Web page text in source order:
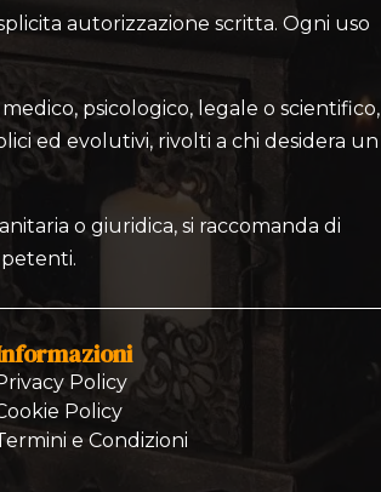
autorizzazione scritta. Ogni uso
psicologico, legale o scientifico,
ed evolutivi, rivolti a chi desidera un
o giuridica, si raccomanda di
Policy
Policy
e Condizioni